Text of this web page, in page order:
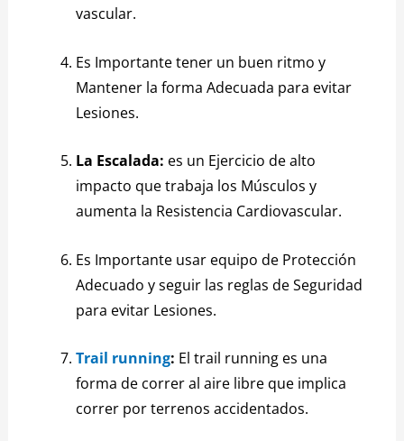
vascular.
Es Importante tener un buen ritmo y
Mantener la forma Adecuada para evitar
Lesiones.
La Escalada: es un Ejercicio de alto
impacto que trabaja los Músculos y
aumenta la Resistencia Cardiovascular.
Es Importante usar equipo de Protección
Adecuado y seguir las reglas de Seguridad
para evitar Lesiones.
Trail running: El trail running es una
forma de correr al aire libre que implica
correr por terrenos accidentados.